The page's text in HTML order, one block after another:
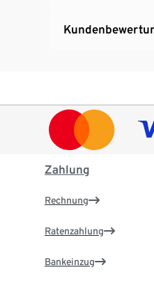
Zahlung
Rechnung
Ratenzahlung
Bankeinzug